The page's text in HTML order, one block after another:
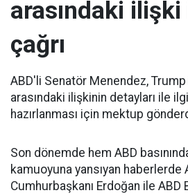
arasındaki
çağrı
ABD'li Senatör Menendez,
arasındaki ilişkinin detayları ile
hazırlanması için mektup
Son dönemde hem ABD
kamuoyuna yansıyan haberlerde
Cumhurbaşkanı Erdoğan ile ABD